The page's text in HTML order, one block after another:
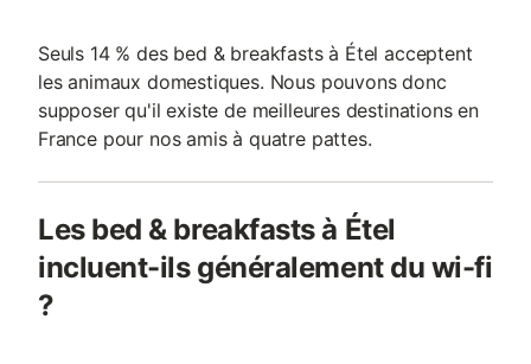
Seuls 14 % des bed & breakfasts à Étel acceptent
les animaux domestiques. Nous pouvons donc
supposer qu'il existe de meilleures destinations en
France pour nos amis à quatre pattes.
Les bed & breakfasts à Étel
incluent-ils généralement du wi-fi
?